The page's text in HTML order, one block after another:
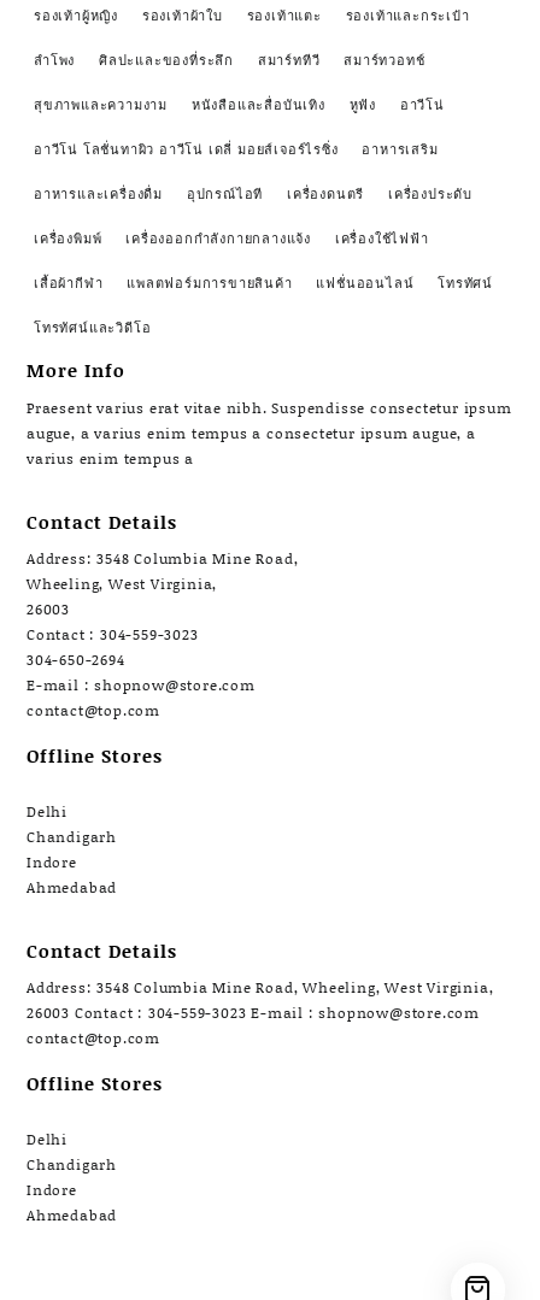
รองเท้าผู้หญิง รองเท้าผ้าใบ รองเท้าแตะ รองเท้าและกระเป๋า
ลำโพง ศิลปะและของที่ระลึก สมาร์ททีวี สมาร์ทวอทช์
สุขภาพและความงาม หนังสือและสื่อบันเทิง หูฟัง อาวีโน่
อาวีโน่ โลชั่นทาผิว อาวีโน่ เดลี่ มอยส์เจอร์ไรซิ่ง อาหารเสริม
อาหารและเครื่องดื่ม อุปกรณ์ไอที เครื่องดนตรี เครื่องประดับ
เครื่องพิมพ์ เครื่องออกกำลังกายกลางแจ้ง เครื่องใช้ไฟฟ้า
เสื้อผ้ากีฬา แพลตฟอร์มการขายสินค้า แฟชั่นออนไลน์ โทรทัศน์
โทรทัศน์และวิดีโอ
More Info
Praesent varius erat vitae nibh. Suspendisse consectetur ipsum
augue, a varius enim tempus a consectetur ipsum augue, a
varius enim tempus a
Contact Details
Address: 3548 Columbia Mine Road,
Wheeling, West Virginia,
26003
Contact : 304-559-3023
304-650-2694
E-mail : shopnow@store.com
contact@top.com
Offline Stores
Delhi
Chandigarh
Indore
Ahmedabad
Contact Details
Address: 3548 Columbia Mine Road, Wheeling, West Virginia,
26003 Contact : 304-559-3023 E-mail : shopnow@store.com
contact@top.com
Offline Stores
Delhi
Chandigarh
Indore
Ahmedabad